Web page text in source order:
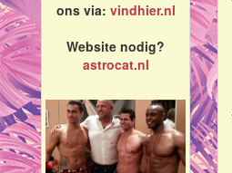
ons via: vindhier.nl
Website nodig?
astrocat.nl